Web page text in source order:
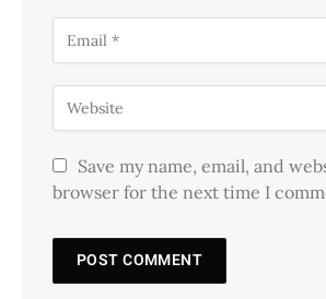
Save my name, email, and
browser for the next time I